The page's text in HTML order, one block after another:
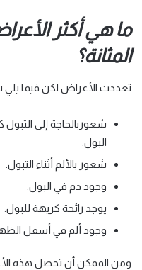
ما هي أكثر
المثانة؟
تعددت الأعراض لكن فيما يلي
شعوربالحاجة إلى التبول
البول.
شعور بالألم أثناء التبول.
وجود دم في البول.
يوجد رائحة كريهة للبول.
وجود ألم في أسفل
ومن الممكن أن تحصل هذه